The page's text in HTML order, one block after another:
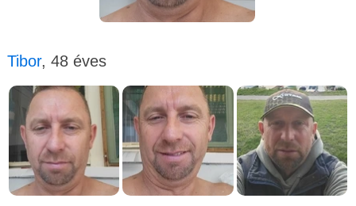
Tibor, 48 éves